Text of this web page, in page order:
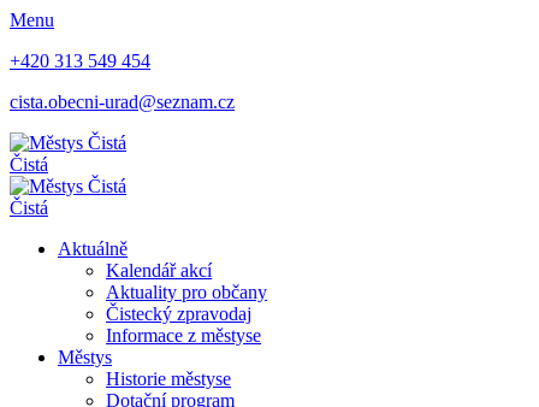
Menu
+420 313 549 454
cista.obecni-urad@seznam.cz
Čistá
Čistá
Aktuálně
Kalendář akcí
Aktuality pro občany
Čistecký zpravodaj
Informace z městyse
Městys
Historie městyse
Dotační program